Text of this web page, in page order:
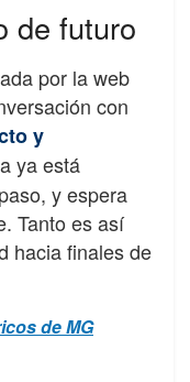
de futuro
por la web
con
y
ya está
y espera
Tanto es así
hacia finales de
de MG